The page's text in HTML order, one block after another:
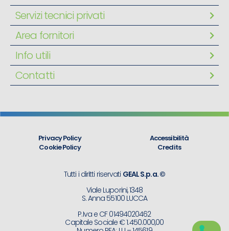
Servizi tecnici privati
Area fornitori
Info utili
Contatti
Privacy Policy
Cookie Policy
Accessibilità
Credits
Tutti i diritti riservati GEAL S.p.a. ©
Viale Luporini, 1348
S. Anna 55100 LUCCA
P.Iva e CF 01494020462
Capitale Sociale € 1.450.000,00